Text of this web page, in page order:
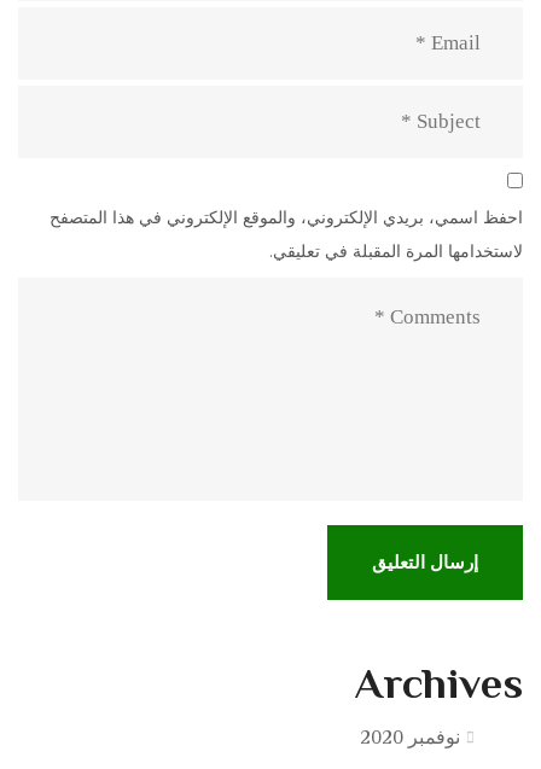
احفظ اسمي، بريدي الإلكتروني، والموقع الإلكتروني في هذا المتصفح
لاستخدامها المرة المقبلة في تعليقي.
Archives
نوفمبر 2020